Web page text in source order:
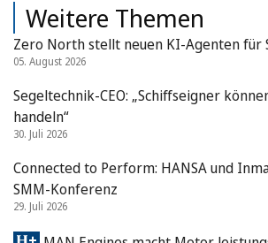
Weitere Themen
Zero North stellt neuen KI-Agenten für
05. August 2026
Segeltechnik-CEO: „Schiffseigner
handeln“
30. Juli 2026
Connected to Perform: HANSA und
SMM-Konferenz
29. Juli 2026